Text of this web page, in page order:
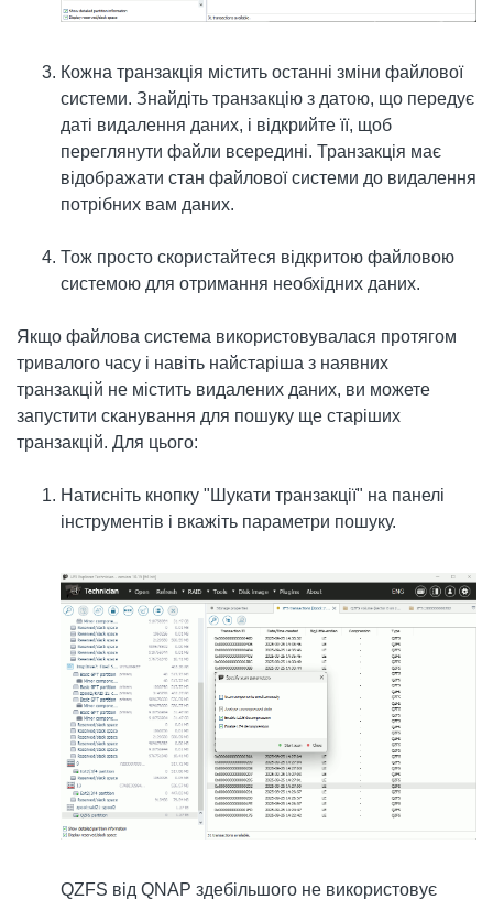
Кожна транзакція містить останні зміни файлової
системи. Знайдіть транзакцію з датою, що передує
даті видалення даних, і відкрийте її, щоб
переглянути файли всередині. Транзакція має
відображати стан файлової системи до видалення
потрібних вам даних.
Тож просто скористайтеся відкритою файловою
системою для отримання необхідних даних.
Якщо файлова система використовувалася протягом
тривалого часу і навіть найстаріша з наявних
транзакцій не містить видалених даних, ви можете
запустити сканування для пошуку ще старіших
транзакцій. Для цього:
Натисніть кнопку "Шукати транзакції" на панелі
інструментів і вкажіть параметри пошуку.
QZFS від QNAP здебільшого не використовує